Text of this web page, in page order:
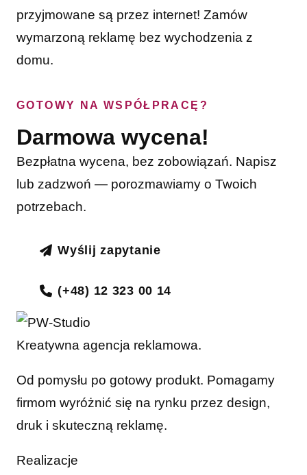
przyjmowane są przez internet! Zamów
wymarzoną reklamę bez wychodzenia z
domu.
GOTOWY NA WSPÓŁPRACĘ?
Darmowa wycena!
Bezpłatna wycena, bez zobowiązań. Napisz
lub zadzwoń — porozmawiamy o Twoich
potrzebach.
Wyślij zapytanie
(+48) 12 323 00 14
Kreatywna agencja reklamowa.
Od pomysłu po gotowy produkt. Pomagamy
firmom wyróżnić się na rynku przez design,
druk i skuteczną reklamę.
Realizacje